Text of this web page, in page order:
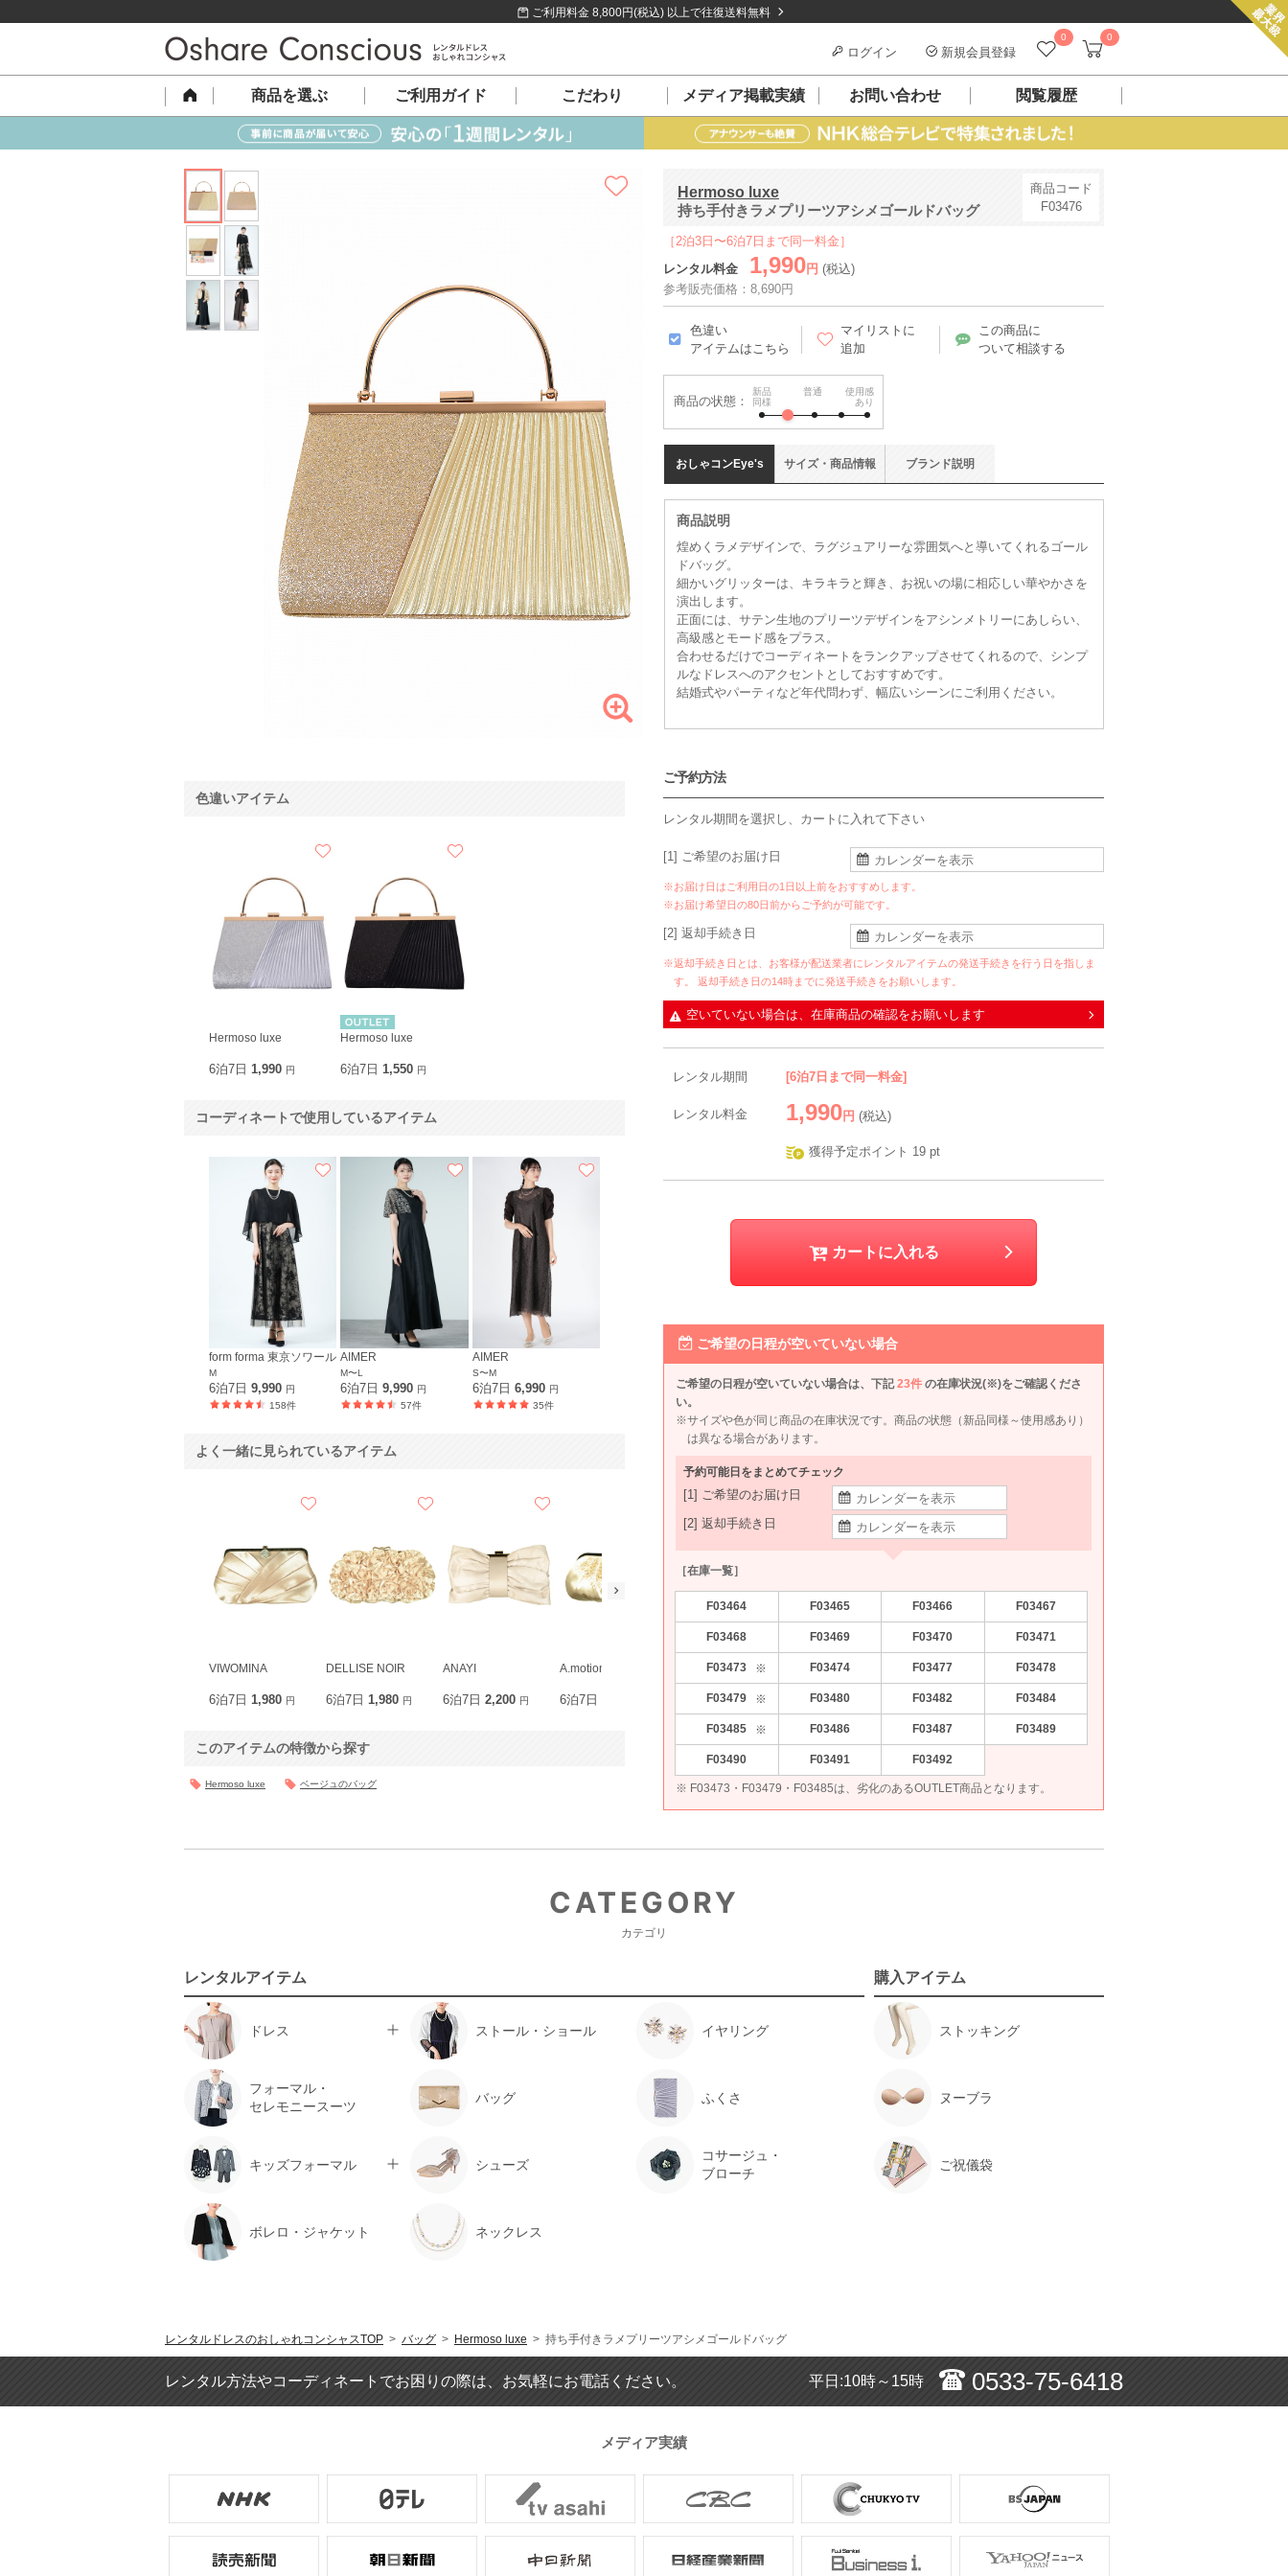
ご利用料金 8,800円(税込) 以上で往復送料無料
0 0
ログイン 新規会員登録
商品を選ぶ ご利用ガイド こだわり メディア掲載実績 お問い合わせ 閲覧履歴
Hermoso luxe
持ち手付きラメプリーツアシメゴールドバッグ
商品コード
F03476
［2泊3日〜6泊7日まで同一料金］
レンタル料金
1,990 円 (税込)
参考販売価格：8,690円
色違い
アイテムはこちら
マイリストに
追加
この商品に
ついて相談する
商品の状態：
新品
同様
普通
使用感
あり
おしゃコンEye's
商品説明
煌めくラメデザインで、ラグジュアリーな雰囲気へと導いてくれるゴール
ドバッグ。
細かいグリッターは、キラキラと輝き、お祝いの場に相応しい華やかさを
演出します。
正面には、サテン生地のプリーツデザインをアシンメトリーにあしらい、
高級感とモード感をプラス。
合わせるだけでコーディネートをランクアップさせてくれるので、シンプ
ルなドレスへのアクセントとしておすすめです。
結婚式やパーティなど年代問わず、幅広いシーンにご利用ください。
サイズ・ 商品情報 ブランド説明
ご予約方法
レンタル期間を選択し、カートに入れて下さい
[1] ご希望のお届け日
※お届け日はご利用日の1日以上前をおすすめします。
※お届け希望日の80日前からご予約が可能です。
[2] 返却手続き日
※返却手続き日とは、お客様が配送業者にレンタルアイテムの発送手続きを行う日を指しま
す。 返却手続き日の14時までに発送手続きをお願いします。
空いていない場合は、在庫商品の確認をお願いします
レンタル期間 [6泊7日まで同一料金]
レンタル料金 1,990 円 (税込)
獲得予定ポイント 19 pt
カートに入れる
ご希望の日程が空いていない場合
ご希望の日程が空いていない場合は、下記23件 の在庫状況(※)をご確認くださ
い。
※サイズや色が同じ商品の在庫状況です。商品の状態（新品同様～使用感あり）
は異なる場合があります。
予約可能日をまとめてチェック
[1] ご希望のお届け日
[2] 返却手続き日
［在庫一覧］
F03464 F03465 F03466 F03467
F03468 F03469 F03470 F03471
F03473 ※ F03474 F03477 F03478
F03479 ※ F03480 F03482 F03484
F03485 ※ F03486 F03487 F03489
F03490 F03491 F03492
※ F03473・F03479・F03485は、劣化のあるOUTLET商品となります。
色違いアイテム
Hermoso luxe
6泊7日 1,990 円
Hermoso luxe
6泊7日 1,550 円
コーディネートで使用しているアイテム
form forma 東京ソワール
M
6泊7日 9,990 円
158件
AIMER
M〜L
6泊7日9,990 円
57件
AIMER
S〜M
6泊7日 6,990 円
35件
よく一緒に見られているアイテム
VIWOMINA
6泊7日 1,980 円
DELLISE NOIR
6泊7日1,980 円
ANAYI
6泊7日2,200 円
A.motion
6泊7日
Luxe brille
6泊7日1,980 円
Hermoso luxe
6泊7日1,980
Agreable
6泊7日
UNTITLED
6泊7日
このアイテムの特徴から探す
Hermoso luxe ベージュのバッグ
CATEGORY
カテゴリ
レンタルアイテム
ドレス ストール・ショール イヤリング
フォーマル・
セレモニースーツ
バッグ ふくさ
キッズフォーマル シューズ
コサージュ・
ブローチ
ボレロ・ジャケット ネックレス
購入アイテム
ストッキング
ヌーブラ
ご祝儀袋
レンタルドレスのおしゃれコンシャスTOP > バッグ > Hermoso luxe > 持ち手付きラメプリーツアシメゴールドバッグ
レンタル方法やコーディネートでお困りの際は、お気軽にお電話ください。 平日:10時～15時 0533-75-6418
メディア実績